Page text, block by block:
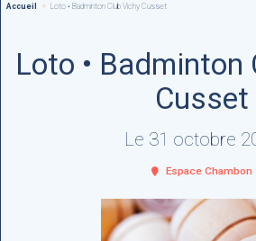
Accueil Loto • Badminton Club Vichy Cusset
Loto • Badminton
Cusset
Le 31 octobre
Espace Chambon